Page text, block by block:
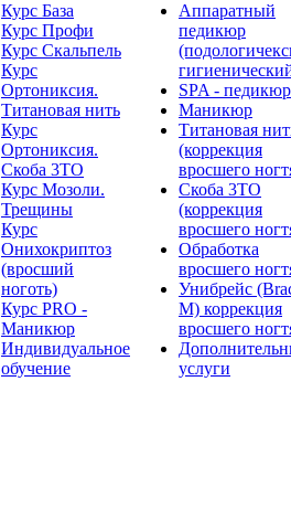
Курс База
Курс Профи
Курс Скальпель
Курс
Ортониксия.
Титановая нить
Курс
Ортониксия.
Скоба 3ТО
Курс Мозоли.
Трещины
Курс
Онихокриптоз
(вросший
ноготь)
Курс PRO -
Маникюр
Индивидуальное
обучение
Аппаратный
педикюр
SPA - педикюр
Маникюр
Титановая
(коррекция
вросшего
Скоба 3ТО
(коррекция
вросшего
Обработка
вросшего
Унибрейс
M) коррекция
вросшего
услуги